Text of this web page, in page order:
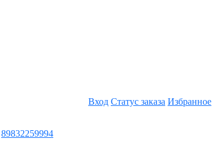
Вход Статус заказа Избранное
89832259994